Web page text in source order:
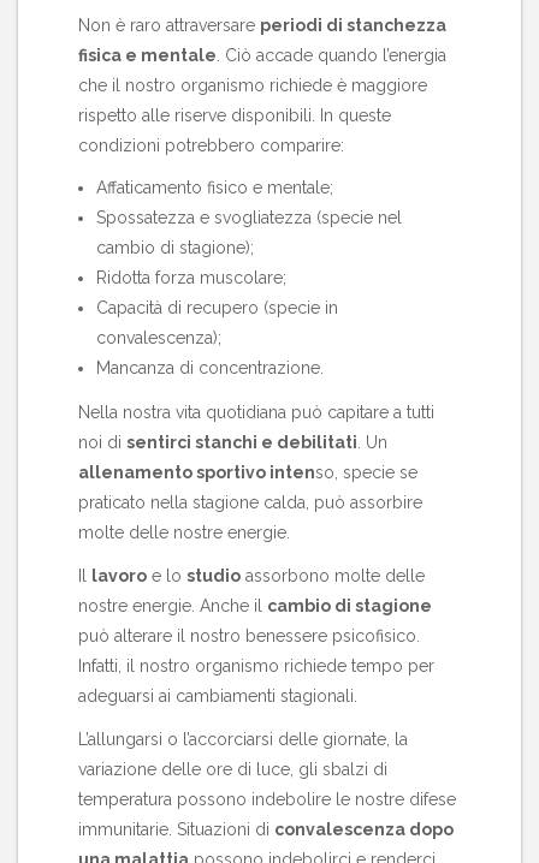
Non è raro attraversare periodi di stanchezza
fisica e mentale. Ciò accade quando l’energia
che il nostro organismo richiede è maggiore
rispetto alle riserve disponibili. In queste
condizioni potrebbero comparire:
Affaticamento fisico e mentale;
Spossatezza e svogliatezza (specie nel
cambio di stagione);
Ridotta forza muscolare;
Capacità di recupero (specie in
convalescenza);
Mancanza di concentrazione.
Nella nostra vita quotidiana può capitare a tutti
noi di sentirci stanchi e debilitati . Un
allenamento sportivo intenso, specie se
praticato nella stagione calda, può assorbire
molte delle nostre energie.
lavoro e lo studio assorbono molte delle
nostre energie. Anche il cambio di stagione
può alterare il nostro benessere psicofisico.
Infatti, il nostro organismo richiede tempo per
adeguarsi ai cambiamenti stagionali.
L’allungarsi o l’accorciarsi delle giornate, la
variazione delle ore di luce, gli sbalzi di
temperatura possono indebolire le nostre difese
immunitarie. Situazioni di convalescenza dopo